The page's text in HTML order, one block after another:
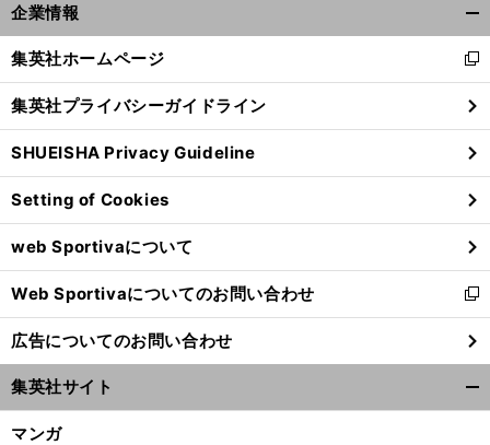
企業情報
閉
る
集英社ホームページ
新
し
い
ウ
ィ
ン
ド
ウ
で
開
く
集英社プライバシーガイドライン
SHUEISHA Privacy Guideline
Setting of Cookies
web Sportivaについて
Web Sportivaについてのお問い合わせ
新
し
い
ウ
ィ
ン
広告についてのお問い合わせ
集英社サイト
マンガ